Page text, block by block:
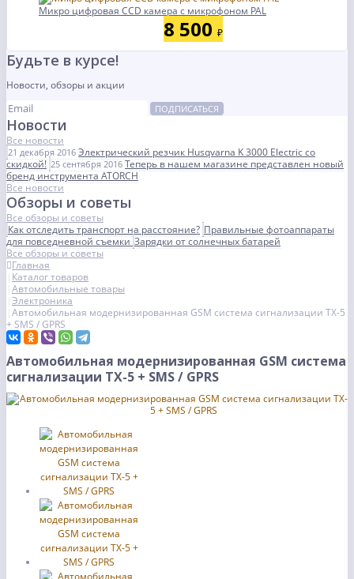
Микро цифровая CCD камера с микрофоном PAL
8 500 ₽
Будьте в курсе!
Новости, обзоры и акции
ПОДПИСАТЬСЯ
Новости
Все новости
21 декабря 2016 Электрический резчик Husqvarna K 3000 Electric со
скидкой! 25 сентября 2016 Теперь в нашем магазине представлен новый
бренд инструмента ATORCH
Все новости
Обзоры и советы
Все обзоры и советы
Как отследить транспорт на расстояние? Правильные фотоаппараты
для повседневной съемкиЗарядки от солнечных батарей
Все обзоры и советы
Главная
Каталог товаров
Автомобильные товары
Электроника
Автомобильная модернизированная GSM система сигнализации TX-5
+ SMS / GPRS
Автомобильная модернизированная GSM система
сигнализации TX-5 + SMS / GPRS